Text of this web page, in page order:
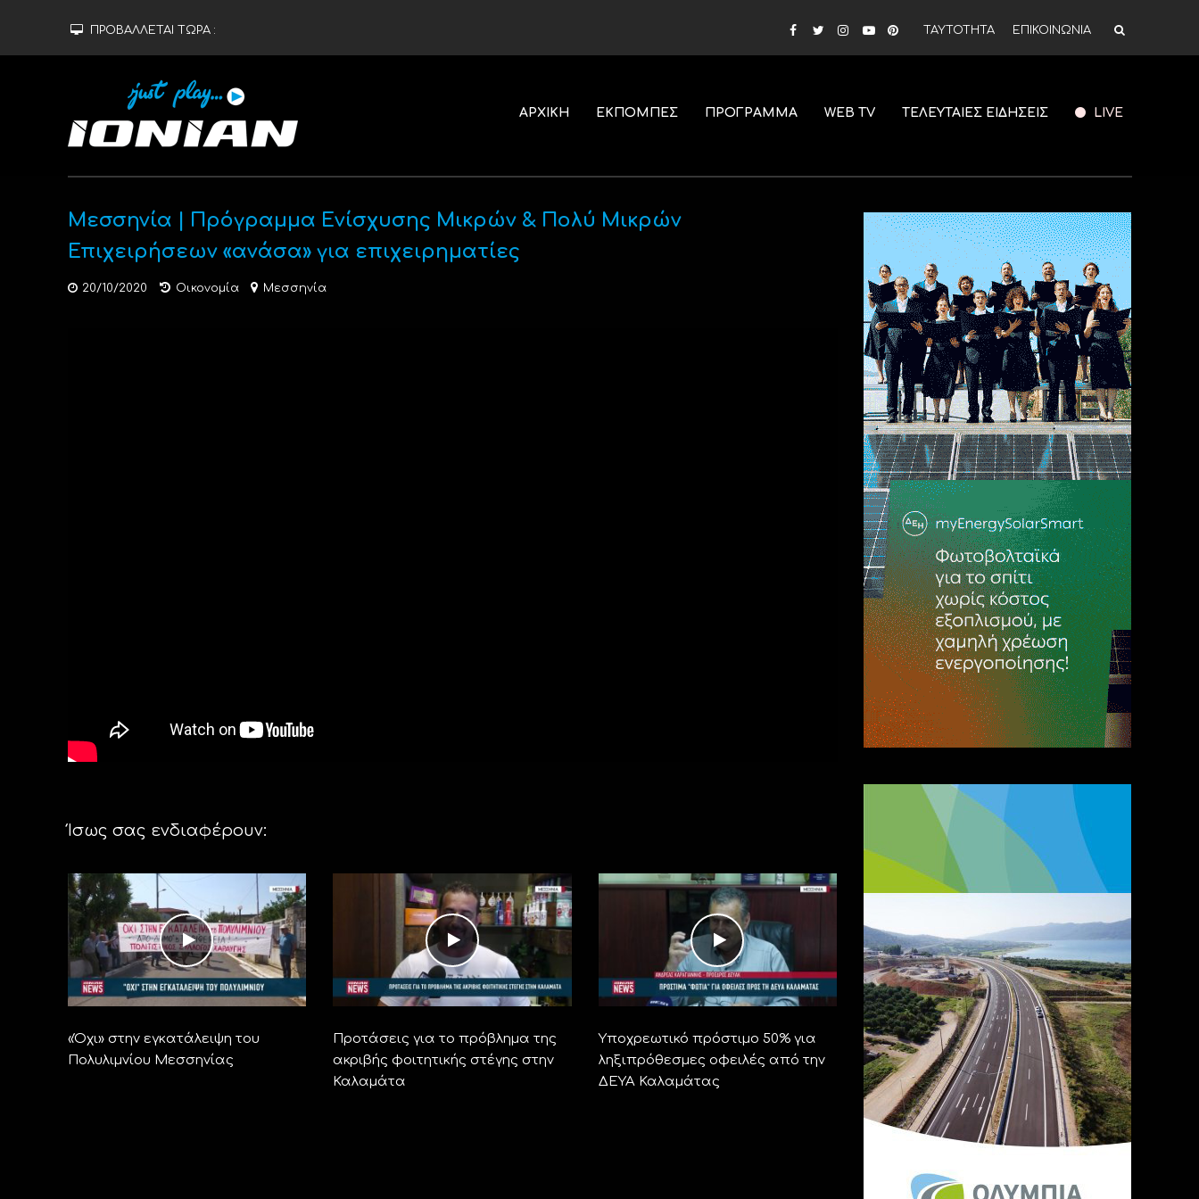
ΠΡΟΒΑΛΛΕΤΑΙ ΤΩΡΑ : ΤΑΥΤΟΤΗΤΑ ΕΠΙΚΟΙΝΩΝΙΑ
ΑΡΧΙΚΗ ΕΚΠΟΜΠΕΣ ΠΡΟΓΡΑΜΜΑ WEB TV ΤΕΛΕΥΤΑΙΕΣ ΕΙΔΗΣΕΙΣ LIVE
Μεσσηνία | Πρόγραμμα Ενίσχυσης Μικρών & Πολύ Μικρών
Επιχειρήσεων «ανάσα» για επιχειρηματίες
20/10/2020 Οικονομία Μεσσηνία
Ίσως σας ενδιαφέρουν:
«Όχι» στην εγκατάλειψη του
Πολυλιμνίου Μεσσηνίας
Προτάσεις για το πρόβλημα της
ακριβής φοιτητικής στέγης στην
Καλαμάτα
Υποχρεωτικό πρόστιμο 50% για
ληξιπρόθεσμες οφειλές από την
ΔΕΥΑ Καλαμάτας